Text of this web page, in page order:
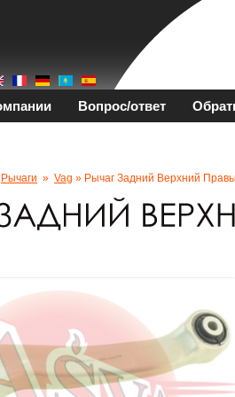
Вопрос/ответ
Рычаги » Vag » Рычаг Задний Верхний